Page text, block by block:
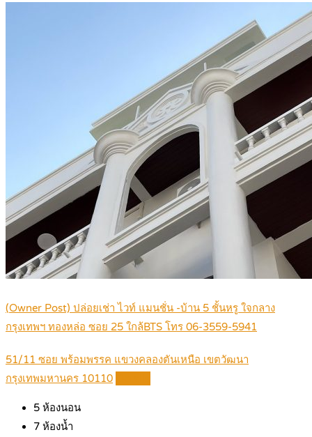
(Owner Post) ปล่อยเช่า ไวท์ แมนชั่น -บ้าน 5 ชั้นหรู ใจกลาง
กรุงเทพฯ ทองหล่อ ซอย 25 ใกล้BTS โทร 06-3559-5941
51/11 ซอย พร้อมพรรค แขวงคลองตันเหนือ เขตวัฒนา
กรุงเทพมหานคร 10110
5 ห้องนอน
7 ห้องน้ำ